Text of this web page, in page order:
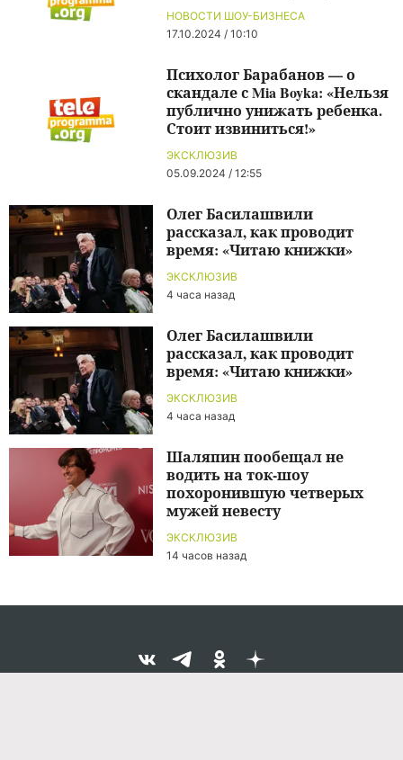
НОВОСТИ ШОУ-БИЗНЕСА
17.10.2024 / 10:10
ЭКСКЛЮЗИВ
05.09.2024 / 12:55
Психолог Барабанов — о
скандале с Mia Boyka: «Нельзя
публично унижать ребенка.
Стоит извиниться!»
ЭКСКЛЮЗИВ
4 часа назад
Олег Басилашвили
рассказал, как проводит
время: «Читаю книжки»
ЭКСКЛЮЗИВ
4 часа назад
Олег Басилашвили
рассказал, как проводит
время: «Читаю книжки»
ЭКСКЛЮЗИВ
14 часов назад
Шаляпин пообещал не
водить на ток-шоу
похоронившую четверых
мужей невесту